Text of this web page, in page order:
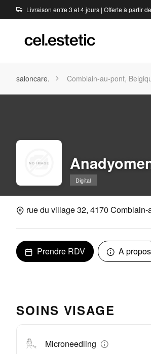
Livraison entre 3 et 4 jours | Offerte à partir
saloncare. Comblain-au-pont,
Digital
rue du village 32, 4170 Comblain-
Prendre RDV A propos
SOINS VISAGE
Microneedling